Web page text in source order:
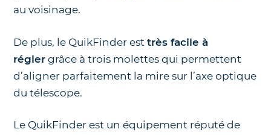
au voisinage.
De plus, le QuikFinder esttrès facile à
régler grâce à trois molettes qui permettent
d’aligner parfaitement la mire sur l’axe optique
du télescope.
Le QuikFinder est un équipement réputé de